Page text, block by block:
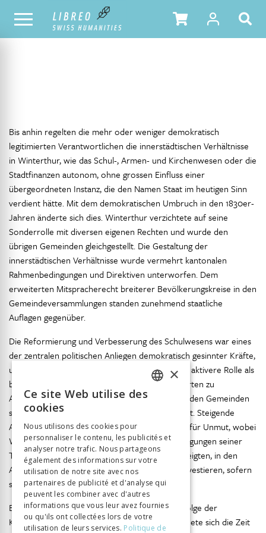
NOTRE CATALOGUE TABLE DES MATIÈRES
Bis anhin regelten die mehr oder weniger demokratisch
legitimierten Verantwortlichen die innerstädtischen Verhältnisse
in Winterthur, wie das Schul-, Armen- und Kirchenwesen oder die
Stadtfinanzen autonom, ohne grossen Einfluss einer
übergeordneten Instanz, die den Namen Staat im heutigen Sinn
verdient hätte. Mit dem demokratischen Umbruch in den 1830er-
Jahren änderte sich dies. Winterthur verzichtete auf seine
Sonderrolle mit diversen eigenen Rechten und wurde den
übrigen Gemeinden gleichgestellt. Die Gestaltung der
innerstädtischen Verhältnisse wurde vermehrt kantonalen
Rahmenbedingungen und Direktiven unterworfen. Dem
erweiterten Mitspracherecht breiterer Bevölkerungskreise in den
Gemeindeversammlungen standen zunehmend staatliche
Auflagen gegenüber.
Die Reformierung und Verbesserung des Schulwesens war eines
der zentralen politischen Anliegen demokratisch gesinnter Kräfte,
und der Staat übernahm in diesem Bereich eine aktivere Rolle als
bis anhin. Gerade die schulischen Reformen führten zu
Auseinandersetzungen zwischen dem Staat und den Gemeinden
sowie zu Dissens unter den Winterthurern selbst. Steigende
Ausgaben für das Schulwesen sorgten teilweise für Unmut, wobei
Winterthur auch unter demokratischeren Bedingungen seiner
Tradition treu blieb und sich die Bürger bereit zeigten, in den
Ausbau und die Verbesserung der Schulen zu investieren, sofern
sie sich davon einen Vorteil versprachen.
Bis auf die Krise von 1845/46, als Missernten infolge der
Kartoffelfäule zu einer Teuerung führten, zeichnete sich die Zeit
ITALIAN
×
Ce site Web utilise des
cookies
Nous utilisons des cookies pour
personnaliser le contenu, les publicités et
analyser notre trafic. Nous partageons
également des informations sur votre
utilisation de notre site avec nos
partenaires de publicité et d'analyse qui
peuvent les combiner avec d'autres
informations que vous leur avez fournies
ou qu'ils ont collectées lors de votre
utilisation de leurs services. Politique de